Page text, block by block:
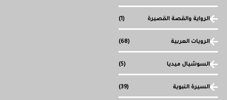
الرواية والقصة القصيرة (1)
الرويات العربية (68)
السوشيال ميديا (5)
السيرة النبوية (39)